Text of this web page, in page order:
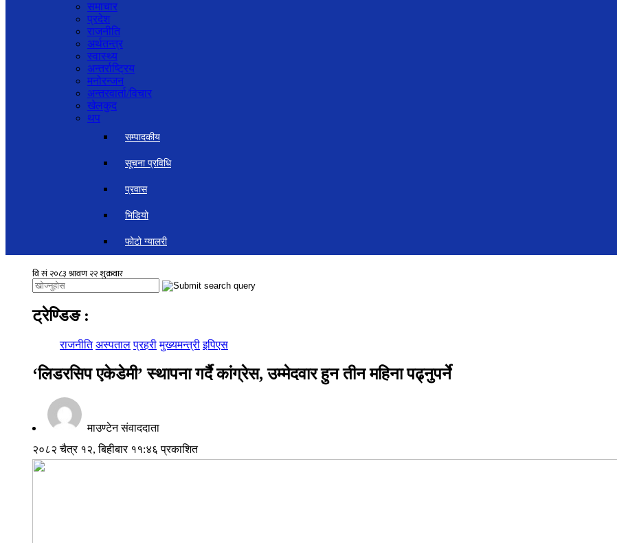
समाचार
प्रदेश
राजनीति
अर्थतन्त्र
स्वास्थ्य
अन्तर्राष्ट्रिय
मनोरन्जन
अन्तरवार्ता/विचार
खेलकुद
थप
सम्पादकीय
सूचना प्रविधि
प्रवास
भिडियो
फोटो ग्यालरी
ट्रेण्डिङ :
राजनीति अस्पताल प्रहरी मुख्यमन्त्री इपिएस
‘लिडरसिप एकेडेमी’ स्थापना गर्दै कांग्रेस, उम्मेदवार हुन तीन महिना पढ्नुपर्ने
माउण्टेन संवाददाता
२०८२ चैत्र १२, बिहीबार ११:४६ प्रकाशित